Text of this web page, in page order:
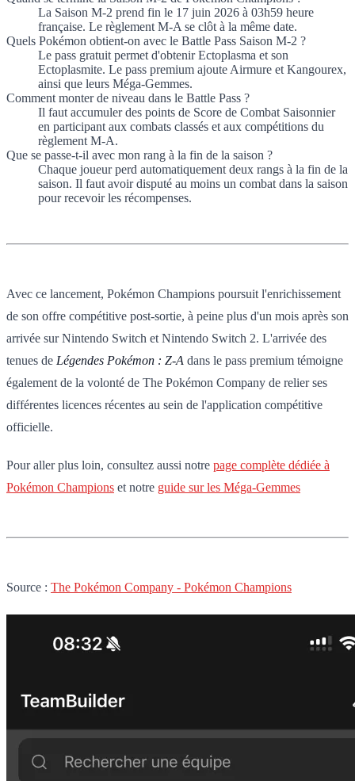
La Saison M-2 prend fin le 17 juin 2026 à 03h59 heure
française. Le règlement M-A se clôt à la même date.
Quels Pokémon obtient-on avec le Battle Pass Saison M-2 ?
Le pass gratuit permet d'obtenir Ectoplasma et son
Ectoplasmite. Le pass premium ajoute Airmure et Kangourex,
ainsi que leurs Méga-Gemmes.
Comment monter de niveau dans le Battle Pass ?
Il faut accumuler des points de Score de Combat Saisonnier
en participant aux combats classés et aux compétitions du
règlement M-A.
Que se passe-t-il avec mon rang à la fin de la saison ?
Chaque joueur perd automatiquement deux rangs à la fin de la
saison. Il faut avoir disputé au moins un combat dans la saison
pour recevoir les récompenses.
Avec ce lancement, Pokémon Champions poursuit l'enrichissement
de son offre compétitive post-sortie, à peine plus d'un mois après son
arrivée sur Nintendo Switch et Nintendo Switch 2. L'arrivée des
tenues de Légendes Pokémon : Z-A dans le pass premium témoigne
également de la volonté de The Pokémon Company de relier ses
différentes licences récentes au sein de l'application compétitive
officielle.
Pour aller plus loin, consultez aussi notre page complète dédiée à
Pokémon Champions et notre guide sur les Méga-Gemmes
Source : The Pokémon Company - Pokémon Champions